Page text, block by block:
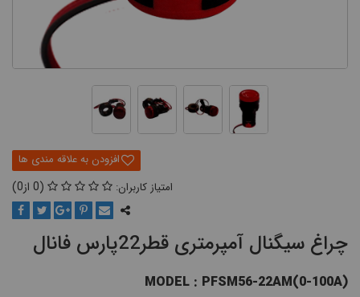
0
0
چراغ سیگنال آمپرمتری قطر22پارس فانال
(MODEL : PFSM56-22AM(0-100A